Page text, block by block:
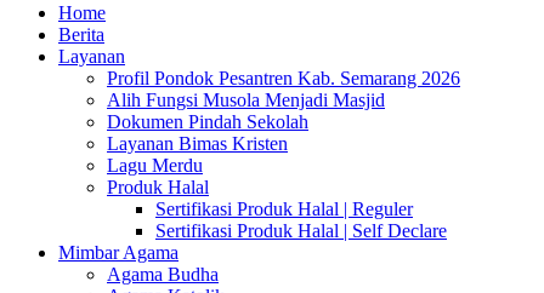
Home
Berita
Layanan
Profil Pondok Pesantren Kab. Semarang 2026
Alih Fungsi Musola Menjadi Masjid
Dokumen Pindah Sekolah
Layanan Bimas Kristen
Lagu Merdu
Produk Halal
Sertifikasi Produk Halal | Reguler
Sertifikasi Produk Halal | Self Declare
Mimbar Agama
Agama Budha